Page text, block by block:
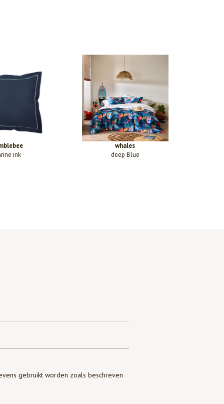
ink
whales
deep Blue
gebruikt worden zoals beschreven